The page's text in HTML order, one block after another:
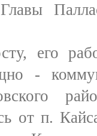
его
-
от п.